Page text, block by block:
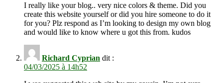
I really like your blog.. very nice colors & theme. Did you
create this website yourself or did you hire someone to do it
for you? Plz respond as I’m looking to design my own blog
and would like to know where u got this from. kudos
Richard Cyprian dit :
04/03/2025 à 14h52